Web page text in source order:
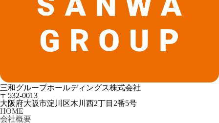
三和グループホールディングス株式会社
〒532-0013
大阪府大阪市淀川区木川西2丁目2番5号
HOME
会社概要